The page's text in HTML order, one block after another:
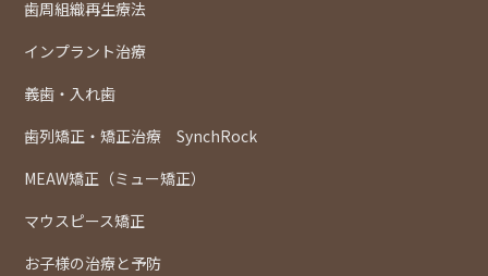
歯周組織再生療法
インプラント治療
義歯・入れ歯
歯列矯正・矯正治療 SynchRock
MEAW矯正（ミュー矯正）
マウスピース矯正
お子様の治療と予防